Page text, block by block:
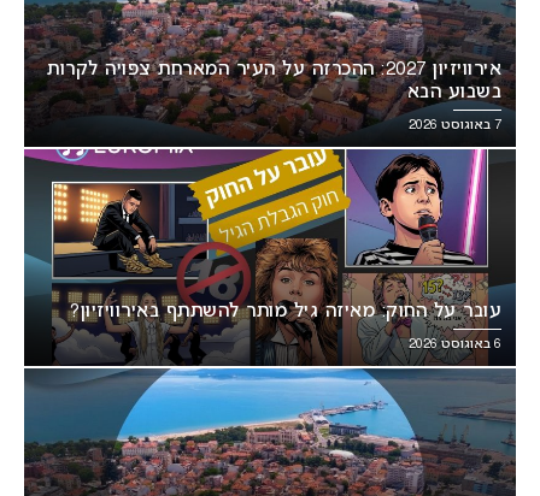
אירוויזיון 2027: ההכרזה על העיר המארחת צפויה לקרות
בשבוע הבא
7 באוגוסט 2026
עובר על החוק: מאיזה גיל מותר להשתתף באירוויזיון?
6 באוגוסט 2026